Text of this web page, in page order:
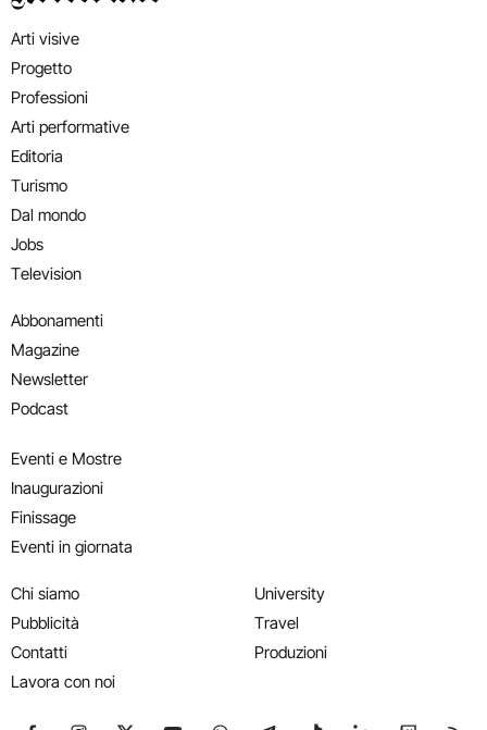
Arti visive
Progetto
Professioni
Arti performative
Editoria
Turismo
Dal mondo
Jobs
Television
Abbonamenti
Magazine
Newsletter
Podcast
Eventi e Mostre
Inaugurazioni
Finissage
Eventi in giornata
Chi siamo
Pubblicità
Contatti
Lavora con noi
University
Travel
Produzioni